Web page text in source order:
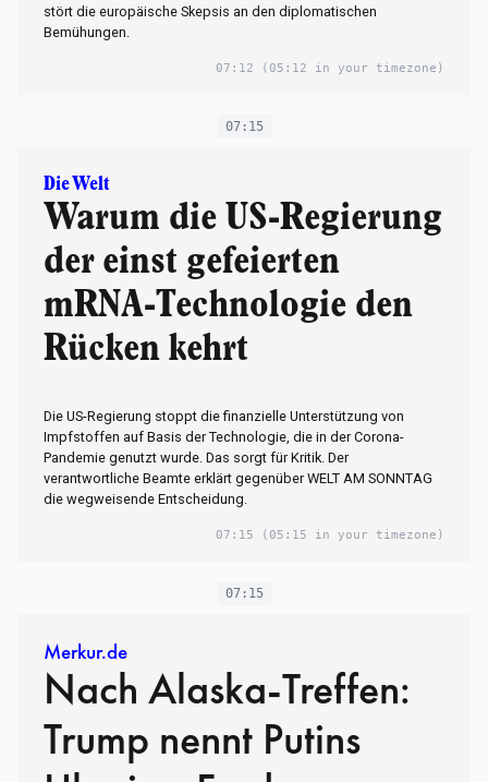
stört die europäische Skepsis an den diplomatischen
Bemühungen.
07:12 (05:12 in your timezone)
07:15
Die Welt
Warum die US-Regierung
der einst gefeierten
mRNA-Technologie den
Rücken kehrt
Die US-Regierung stoppt die finanzielle Unterstützung von
Impfstoffen auf Basis der Technologie, die in der Corona-
Pandemie genutzt wurde. Das sorgt für Kritik. Der
verantwortliche Beamte erklärt gegenüber WELT AM SONNTAG
die wegweisende Entscheidung.
07:15 (05:15 in your timezone)
07:15
Merkur.de
Nach Alaska-Treffen:
Trump nennt Putins